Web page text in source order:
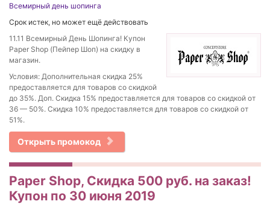
Всемирный день шопинга
Срок истек, но может ещё действовать
11.11 Всемирный День Шопинга! Купон
Paper Shop (Пейпер Шоп) на скидку в
магазин.
Условия: Дополнительная скидка 25%
предоставляется для товаров со скидкой
до 35%. Доп. Скидка 15% предоставляется для товаров со скидкой от
36 — 50%. Скидка 10% предоставляется для товаров со скидкой от
51%.
Открыть промокод
Paper Shop, Скидка 500 руб. на заказ!
Купон по 30 июня 2019